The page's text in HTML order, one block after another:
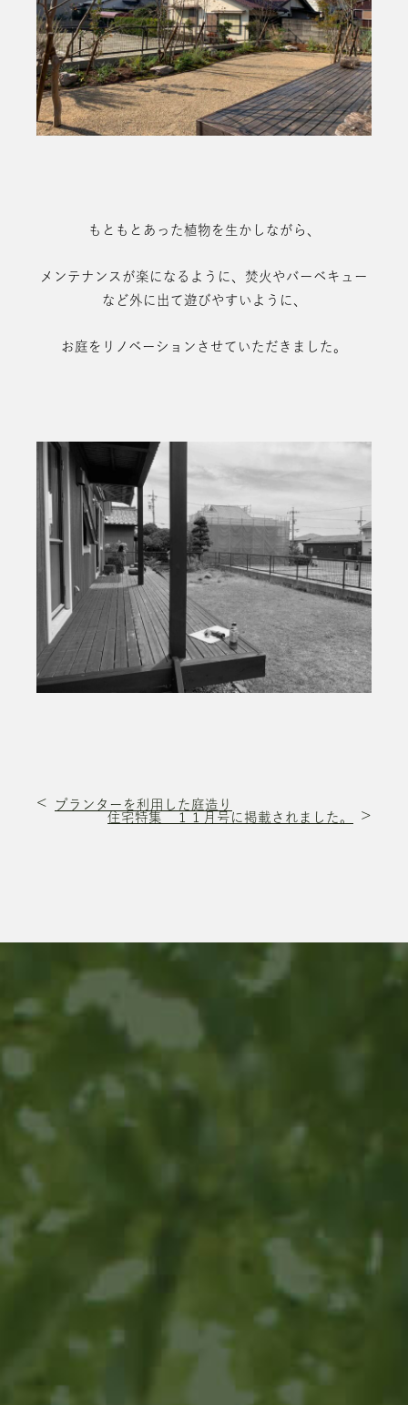
もともとあった植物を生かしながら、
メンテナンスが楽になるように、焚火やバーベキュー
など外に出て遊びやすいように、
お庭をリノベーションさせていただきました。
プランターを利用した庭造り
住宅特集 １１月号に掲載されました。